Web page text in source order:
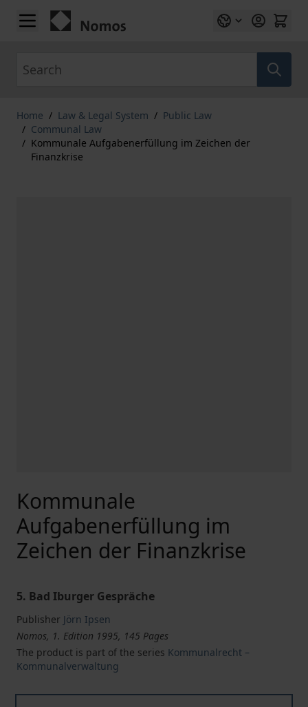
Skip to Content
Home / Law & Legal System / Public Law
/ Communal Law
/ Kommunale Aufgabenerfüllung im Zeichen der
Finanzkrise
Kommunale
Aufgabenerfüllung im
Zeichen der Finanzkrise
5. Bad Iburger Gespräche
Publisher Jörn Ipsen
Nomos, 1. Edition 1995, 145 Pages
The product is part of the series Kommunalrecht –
Kommunalverwaltung